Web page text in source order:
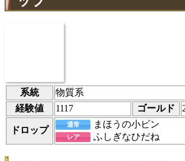
系統
物質系
経験値
1117 ゴールド
ドロップ
通常 まほうの小ビン
レア ふしぎなひだね